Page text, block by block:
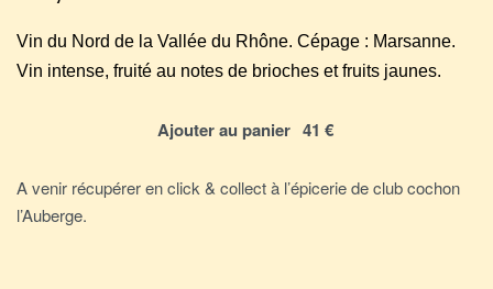
Vin du Nord de la Vallée du Rhône. Cépage : Marsanne.
Vin intense, fruité au notes de brioches et fruits jaunes.
Ajouter au panier
A venir récupérer en click & collect à l’épicerie de club cochon
l’Auberge.